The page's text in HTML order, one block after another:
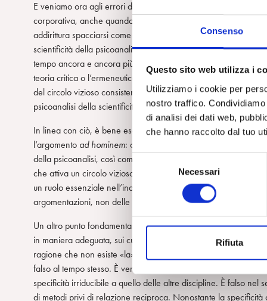
Consenso
Questo sito web utilizza i
Utilizziamo i cookie per
nostro traffico.
di analisi dei dati web,
che hanno raccolto dal tuo
S
e
l
z
o
n
e
d
Necessari
Rifiuta
E veniamo ora agli errori da evitare. Il primo è quello della
corporativa, anche quando è intesa in buona fede a tutelare i
addirittura spacciarsi come difensori. Un altro errore è quello
scientificità della psicoanalisi. Sui limiti della scienza si può
tempo ancora e ancora più radicalmente, nelle varie correnti
teoria critica o l’ermeneutica, ma farlo mentre ci si interroga
del circolo vizioso consistente nel sovrapporre, come talvolta
psicoanalisi della scientificità, presupponendone
In linea con ciò, è bene escludere, anche perché si tratta di
l’argomento ad hominem: criticare i critici della psicoanalisi, e
della psicoanalisi, così come «psicoanalizzare» la scienza, è,
che attiva un circolo vizioso che è assolutamente necessario
un ruolo essenziale nell’indurli ad argomentare contro di
argomentazioni, non delle motivazioni o dei problemi
Un altro punto fondamentale riguarda il metodo scientifico. È
in maniera adeguata, sui cui si generano spesso equivoci e
ragione che non esiste «la» scienza, ma esistono le singole
falso al tempo stesso. È vero nel senso che la psicoanalisi,
specificità irriducibile a quello delle altre discipline. È falso nel
di metodi privi di relazione reciproca. Nonostante la